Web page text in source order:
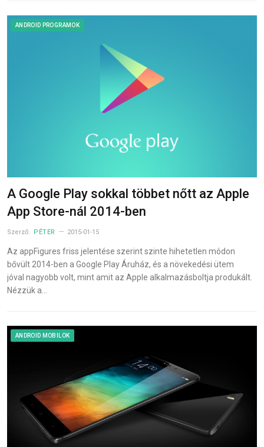
ANDROID PROGRAMOK
A Google Play sokkal többet nőtt az Apple
App Store-nál 2014-ben
Szerző: PÉTER 2015-01-15
Az appFigures friss jelentése szerint szinte hihetetlen módon
bővült 2014-ben a Google Play Áruház, és a növekedési ütem
jóval nagyobb volt, mint amit az Apple alkalmazásboltja produkált.
Nézzük a…
ANDROID MOBILOK